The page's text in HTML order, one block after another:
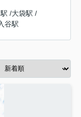
/大袋駅 /
谷駅